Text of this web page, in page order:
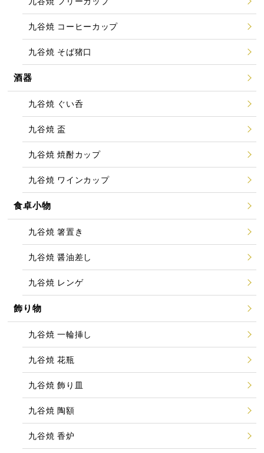
九谷焼 コーヒーカップ
九谷焼 そば猪口
酒器
九谷焼 ぐい呑
九谷焼 盃
九谷焼 焼酎カップ
九谷焼 ワインカップ
食卓小物
九谷焼 箸置き
九谷焼 醤油差し
九谷焼 レンゲ
飾り物
九谷焼 一輪挿し
九谷焼 花瓶
九谷焼 飾り皿
九谷焼 陶額
九谷焼 香炉